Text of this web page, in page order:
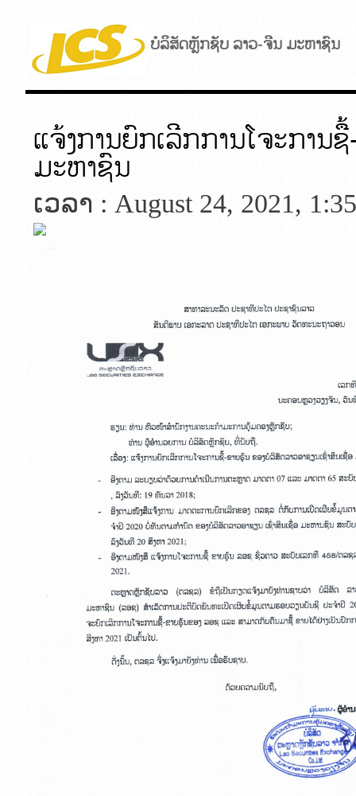
ບໍລິສັດຫຼັກຊັບ ລາວ-ຈີນ ມະຫາຊົນ
ແຈ້ງການຍົກເລີກການໂຈະການ
ມະຫາຊົນ
ເວລາ : August 24, 2021,